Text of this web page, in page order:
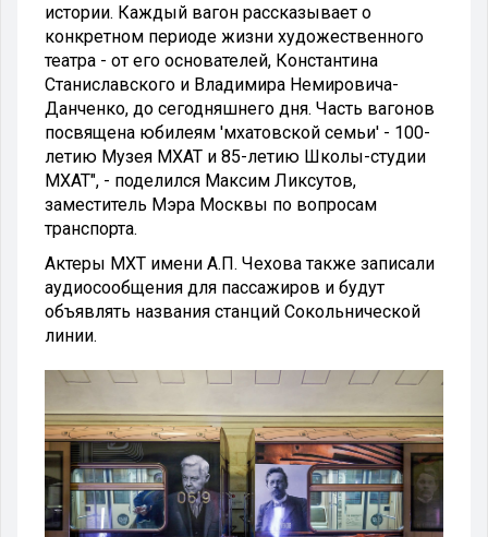
истории. Каждый вагон рассказывает о
конкретном периоде жизни художественного
театра - от его основателей, Константина
Станиславского и Владимира Немировича-
Данченко, до сегодняшнего дня. Часть вагонов
посвящена юбилеям 'мхатовской семьи' - 100-
летию Музея МХАТ и 85-летию Школы-студии
МХАТ", - поделился Максим Ликсутов,
заместитель Мэра Москвы по вопросам
транспорта.
Актеры МХТ имени А.П. Чехова также записали
аудиосообщения для пассажиров и будут
объявлять названия станций Сокольнической
линии.